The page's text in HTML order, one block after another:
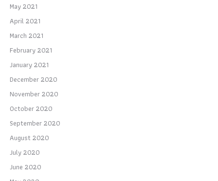
May 2021
April 2021
March 2021
February 2021
January 2021
December 2020
November 2020
October 2020
September 2020
August 2020
July 2020
June 2020